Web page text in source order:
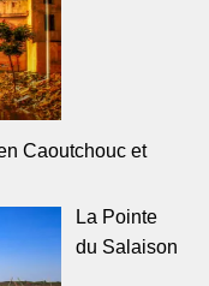
Caoutchouc et
La Pointe
du Salaison